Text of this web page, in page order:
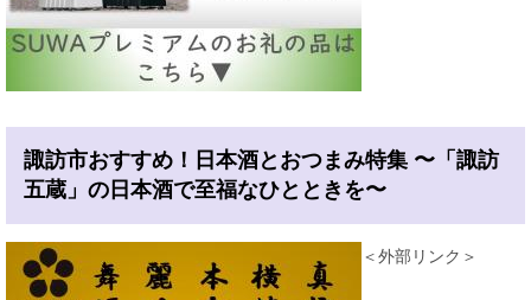
諏訪市おすすめ！日本酒とおつまみ特集 〜「諏訪
五蔵」の日本酒で至福なひとときを〜
＜外部リンク＞